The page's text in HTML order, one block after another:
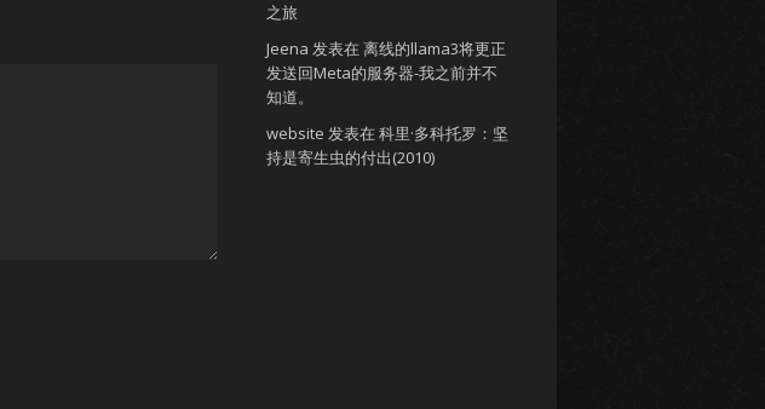
之旅
Jeena 发表在 离线的llama3将更正
发送回Meta的服务器-我之前并不
知道。
website 发表在 科里·多科托罗：坚
持是寄生虫的付出(2010)